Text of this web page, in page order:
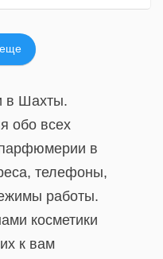
еще
в Шахты.
обо всех
парфюмерии в
телефоны,
работы.
косметики
к вам